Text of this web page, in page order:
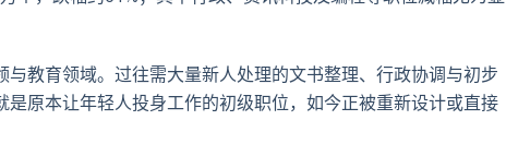
教育领域。过往需大量新人处理的文书整理、行政协调与初步
原本让年轻人投身工作的初级职位，如今正被重新设计或直接